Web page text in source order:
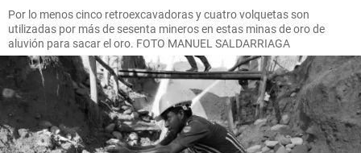
Por lo menos cinco retroexcavadoras y cuatro volquetas son
utilizadas por más de sesenta mineros en estas minas de oro de
aluvión para sacar el oro. FOTO MANUEL SALDARRIAGA